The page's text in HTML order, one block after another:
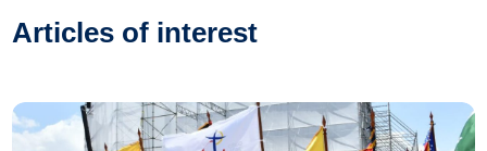
Articles of interest